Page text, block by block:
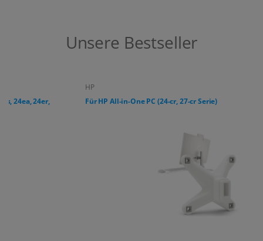
Unsere Bestseller
Für HP All-in-One PC (24-cr, 27-cr Serie)